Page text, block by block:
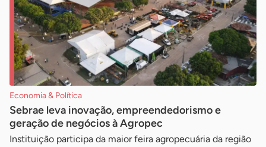
Economia & Política
Sebrae leva inovação, empreendedorismo e
geração de negócios à Agropec
Instituição participa da maior feira agropecuária da região